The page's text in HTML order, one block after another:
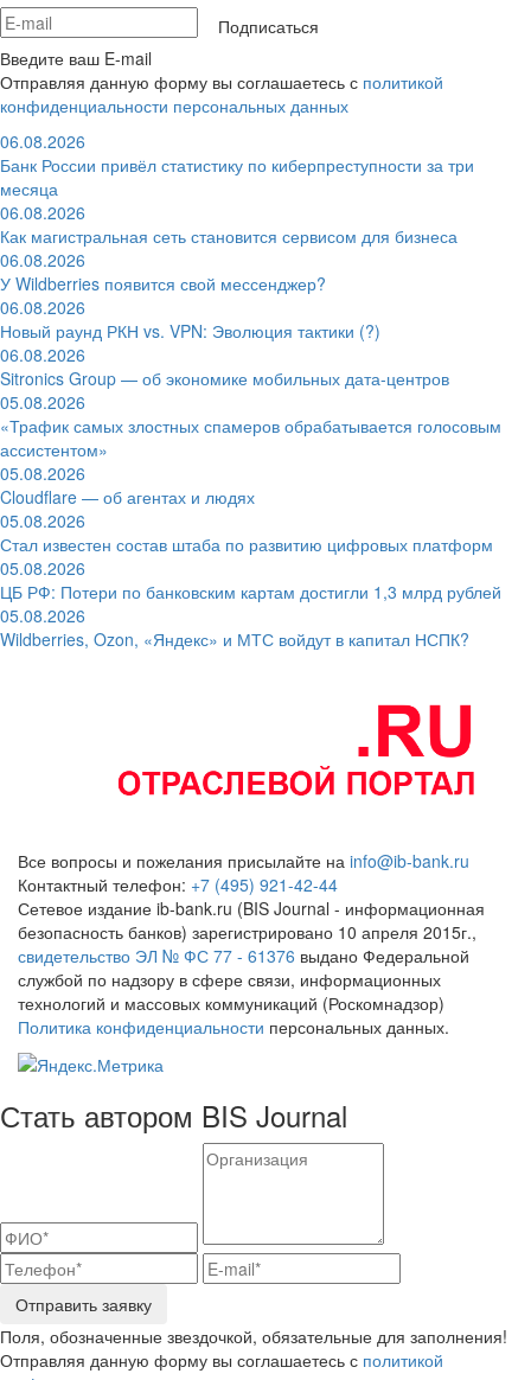
Подписаться
Введите ваш E-mail
Отправляя данную форму вы соглашаетесь с политикой
конфиденциальности персональных данных
06.08.2026
Банк России привёл статистику по киберпреступности за три
месяца
06.08.2026
Как магистральная сеть становится сервисом для бизнеса
06.08.2026
У Wildberries появится свой мессенджер?
06.08.2026
Новый раунд РКН vs. VPN: Эволюция тактики (?)
06.08.2026
Sitronics Group — об экономике мобильных дата-центров
05.08.2026
«Трафик самых злостных спамеров обрабатывается голосовым
ассистентом»
05.08.2026
Cloudflare — об агентах и людях
05.08.2026
Стал известен состав штаба по развитию цифровых платформ
05.08.2026
ЦБ РФ: Потери по банковским картам достигли 1,3 млрд рублей
05.08.2026
Wildberries, Ozon, «Яндекс» и МТС войдут в капитал НСПК?
Все вопросы и пожелания присылайте на info@ib-bank.ru
Контактный телефон: +7 (495) 921-42-44
Сетевое издание ib-bank.ru (BIS Journal - информационная
безопасность банков) зарегистрировано 10 апреля 2015г.,
свидетельство ЭЛ № ФС 77 - 61376 выдано Федеральной
службой по надзору в сфере связи, информационных
технологий и массовых коммуникаций (Роскомнадзор)
Политика конфиденциальности персональных данных.
Стать автором BIS Journal
Отправить заявку
Поля, обозначенные звездочкой, обязательные для заполнения!
Отправляя данную форму вы соглашаетесь с политикой